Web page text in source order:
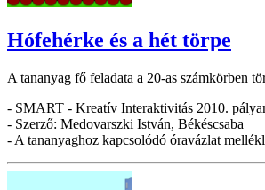
Hófehérke és a hét törpe
A tananyag fő feladata a 20-as számkörben
- SMART - Kreatív Interaktivitás 2010.
- Szerző: Medovarszki István, Békéscsaba
- A tananyaghoz kapcsolódó óravázlat